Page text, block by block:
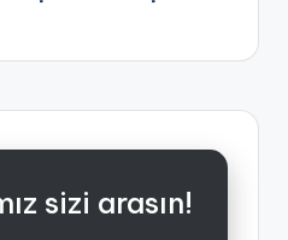
sizi arasın!